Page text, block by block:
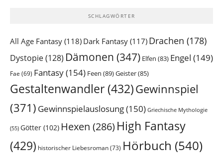
SCHLAGWÖRTER
All Age Fantasy (118) Dark Fantasy (117) Drachen (178)
Dystopie(128) Dämonen (347) Elfen (83) Engel (149)
Fae (69) Fantasy(154) Feen (89)Geister(85)
Gestaltenwandler (432)Gewinnspiel
(371) Gewinnspielauslosung(150) Griechische Mythologie
(55) Götter (102) Hexen (286) High Fantasy
(429) historischer Liebesroman(73) Hörbuch (540)